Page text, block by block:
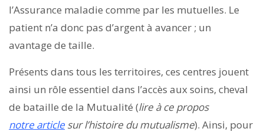
l’Assurance maladie comme par les mutuelles. Le
patient n’a donc pas d’argent à avancer ; un
avantage de taille.
Présents dans tous les territoires, ces centres jouent
ainsi un rôle essentiel dans l’accès aux soins, cheval
de bataille de la Mutualité (lire à ce propos
notre article sur l’histoire du mutualisme). Ainsi, pour